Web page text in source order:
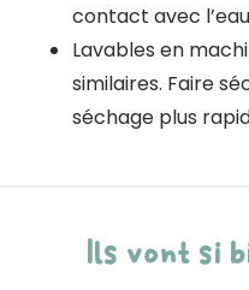
contact avec
Lavables en
similaires. Faire
séchage plus
Ils vont si